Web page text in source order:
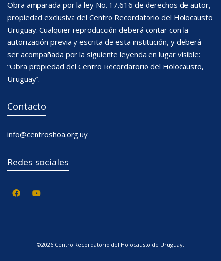
Obra amparada por la ley No. 17.616 de derechos de autor,
propiedad exclusiva del Centro Recordatorio del Holocausto
Uruguay. Cualquier reproducción deberá contar con la
autorización previa y escrita de esta institución, y deberá
ser acompañada por la siguiente leyenda en lugar visible:
“Obra propiedad del Centro Recordatorio del Holocausto,
Uruguay”.
Contacto
info@centroshoa.org.uy
Redes sociales
©2026 Centro Recordatorio del Holocausto de Uruguay.